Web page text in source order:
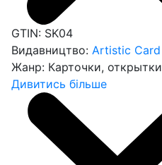
GTIN: SK04
Видавництво: Artistic Card
Жанр: Карточки,
Дивитись більше